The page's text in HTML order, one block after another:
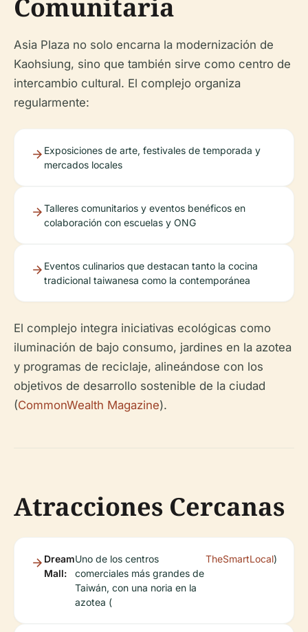
Comunitaria
Asia Plaza no solo encarna la modernización de
Kaohsiung, sino que también sirve como centro de
intercambio cultural. El complejo organiza
regularmente:
Exposiciones de arte, festivales de temporada y
mercados locales
Talleres comunitarios y eventos benéficos en
colaboración con escuelas y ONG
Eventos culinarios que destacan tanto la cocina
tradicional taiwanesa como la contemporánea
El complejo integra iniciativas ecológicas como
iluminación de bajo consumo, jardines en la azotea
y programas de reciclaje, alineándose con los
objetivos de desarrollo sostenible de la ciudad
(CommonWealth Magazine).
Atracciones Cercanas
Dream
Mall:
Uno de los centros
comerciales más grandes de
Taiwán, con una noria en la
azotea (
TheSmartLocal)